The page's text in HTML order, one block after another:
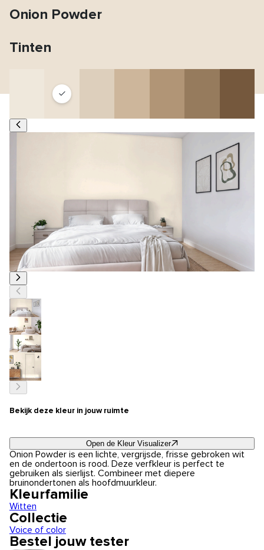
Onion Powder
Tinten
Bekijk deze kleur in jouw ruimte
Open de Kleur Visualizer
Onion Powder is een lichte, vergrijsde, frisse gebroken wit
en de ondertoon is rood. Deze verfkleur is perfect te
gebruiken als sierlijst. Combineer met diepere
bruinondertonen als hoofdmuurkleur.
Kleurfamilie
Witten
Collectie
Voice of color
Bestel jouw tester